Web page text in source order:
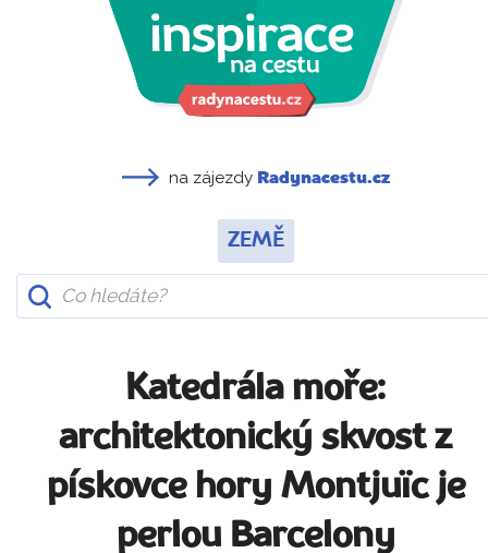
na zájezdy Radynacestu.cz
ZEMĚ
Katedrála moře:
architektonický skvost z
pískovce hory Montjuïc je
perlou Barcelony